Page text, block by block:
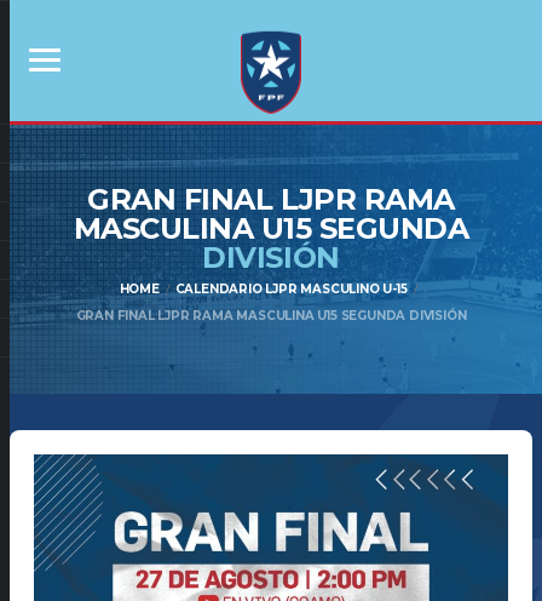
GRAN FINAL LJPR RAMA
MASCULINA U15 SEGUNDA
DIVISIÓN
HOME
CALENDARIO LJPR MASCULINO U-15
GRAN FINAL LJPR RAMA MASCULINA U15 SEGUNDA DIVISIÓN